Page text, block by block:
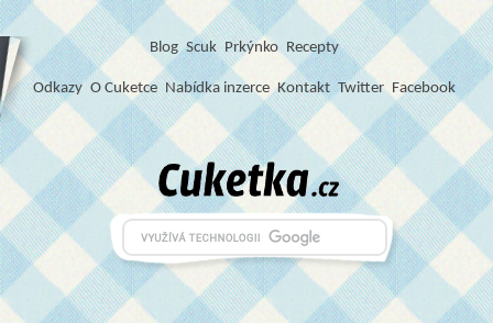
Blog Scuk Prkýnko Recepty
Odkazy O Cuketce Nabídka inzerce Kontakt Twitter Facebook